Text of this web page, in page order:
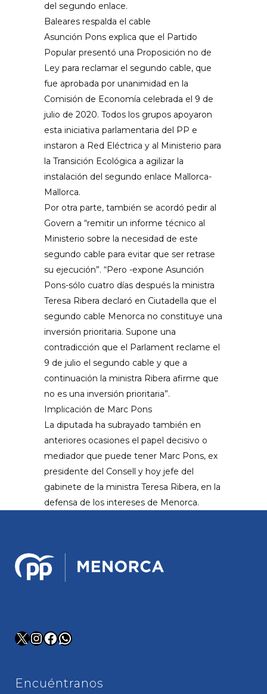
del segundo enlace.
Baleares respalda el cable
Asunción Pons explica que el Partido
Popular presentó una Proposición no de
Ley para reclamar el segundo cable, que
fue aprobada por unanimidad en la
Comisión de Economía celebrada el 9 de
julio de 2020. Todos los grupos apoyaron
esta iniciativa parlamentaria del PP e
instaron a Red Eléctrica y al Ministerio para
la Transición Ecológica a agilizar la
instalación del segundo enlace Mallorca-
Mallorca.
Por otra parte, también se acordó pedir al
Govern a “remitir un informe técnico al
Ministerio sobre la necesidad de este
segundo cable para evitar que ser retrase
su ejecución”. “Pero -expone Asunción
Pons-sólo cuatro días después la ministra
Teresa Ribera declaró en Ciutadella que el
segundo cable Menorca no constituye una
inversión prioritaria. Supone una
contradicción que el Parlament reclame el
9 de julio el segundo cable y que a
continuación la ministra Ribera afirme que
no es una inversión prioritaria”.
Implicación de Marc Pons
La diputada ha subrayado también en
anteriores ocasiones el papel decisivo o
mediador que puede tener Marc Pons, ex
presidente del Consell y hoy jefe del
gabinete de la ministra Teresa Ribera, en la
defensa de los intereses de Menorca.
X Instagram
Facebook
WhatsApp
Encuéntranos